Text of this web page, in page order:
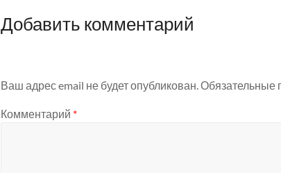
Добавить комментарий
Ваш адрес email не будет опубликован. Обязательные
Комментарий *